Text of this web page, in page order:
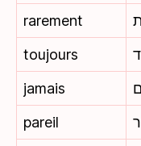
rarement
toujours
jamais
pareil